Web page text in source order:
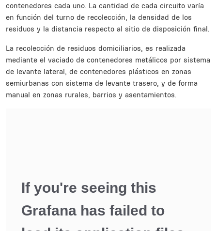
contenedores cada uno. La cantidad de cada circuito varía
en función del turno de recolección, la densidad de los
residuos y la distancia respecto al sitio de disposición final.
La recolección de residuos domiciliarios, es realizada
mediante el vaciado de contenedores metálicos por sistema
de levante lateral, de contenedores plásticos en zonas
semiurbanas con sistema de levante trasero, y de forma
manual en zonas rurales, barrios y asentamientos.